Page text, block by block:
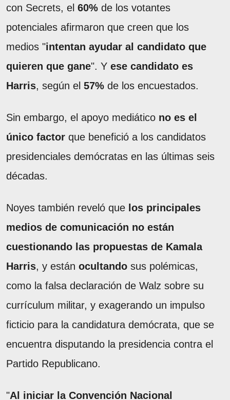
con Secrets, el 60% de los votantes
potenciales afirmaron que creen que los
medios "intentan ayudar al candidato que
quieren que gane". Y ese candidato es
Harris, según el 57% de los encuestados.
Sin embargo, el apoyo mediático no es el
único factor que benefició a los candidatos
presidenciales demócratas en las últimas seis
décadas.
Noyes también reveló que los principales
medios de comunicación no están
cuestionando las propuestas de Kamala
Harris, y están ocultando sus polémicas,
como la falsa declaración de Walz sobre su
currículum militar, y exagerando un impulso
ficticio para la candidatura demócrata, que se
encuentra disputando la presidencia contra el
Partido Republicano.
"Al iniciar la Convención Nacional